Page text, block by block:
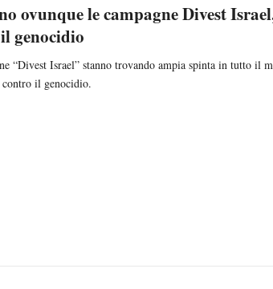
ovunque le campagne Divest
genocidio
“Divest Israel” stanno trovando ampia spinta in tutto il
il genocidio.